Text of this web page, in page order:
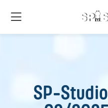
SP-